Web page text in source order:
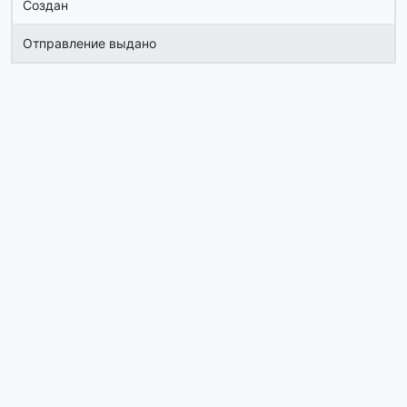
Создан
Отправление выдано